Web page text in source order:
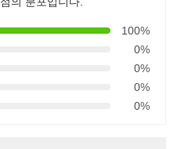
100%
0%
0%
0%
0%